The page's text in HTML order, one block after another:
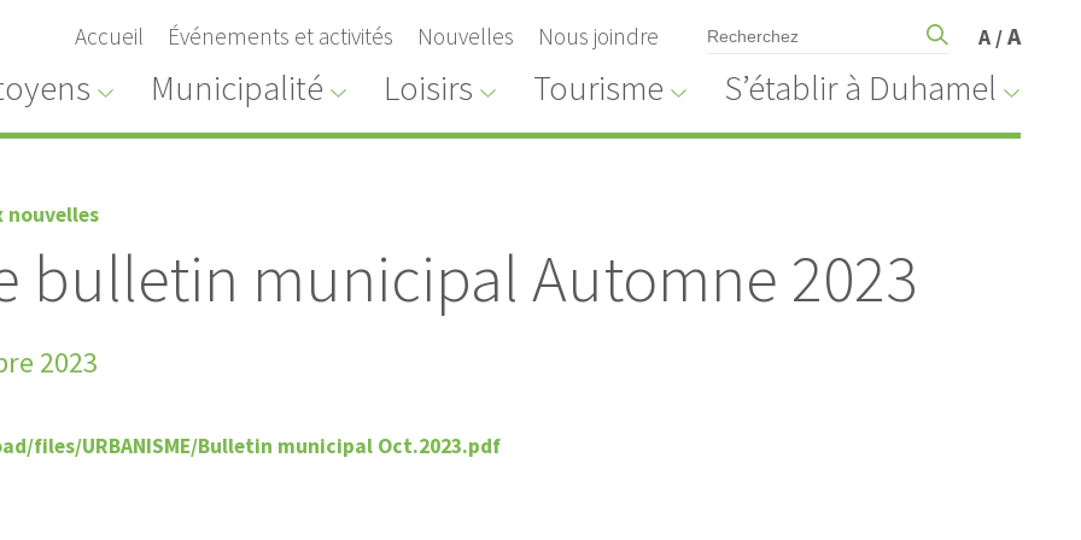
Accueil Événements et activités Nouvelles Nous joindre A /A
Municipalité Loisirs Tourisme S’établir à Duhamel
DE FEUX À
DÉROGATION MINEURE,
nouvelles
bulletin municipal Automne 2023
2023
files/URBANISME/Bulletin municipal Oct.2023.pdf